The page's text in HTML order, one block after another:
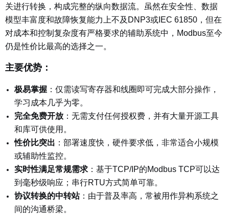
关进行转换，构成完整的纵向数据流。虽然在安全性、数据
模型丰富度和故障恢复能力上不及DNP3或IEC 61850，但在
对成本和控制复杂度有严格要求的辅助系统中，Modbus至今
仍是性价比最高的选择之一。
主要优势：
极易掌握 ：仅需读写寄存器和线圈即可完成大部分操作，
学习成本几乎为零。
完全免费开放 ：无需支付任何授权费，并有大量开源工具
和库可供使用。
性价比突出 ：部署速度快，硬件要求低，非常适合小规模
或辅助性监控。
实时性满足常规需求 ：基于TCP/IP的Modbus TCP可以达
到毫秒级响应；串行RTU方式简单可靠。
协议转换的中转站：由于普及率高，常被用作异构系统之
间的沟通桥梁。